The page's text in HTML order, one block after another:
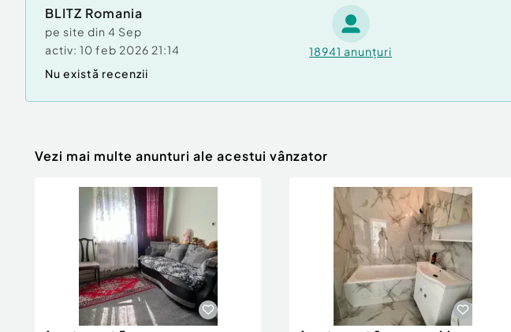
BLITZ Romania
pe site din 4 Sep
activ: 10 feb 2026 21:14 18941 anunțuri
Nu există recenzii
Vezi mai multe anunturi ale acestui vânzator